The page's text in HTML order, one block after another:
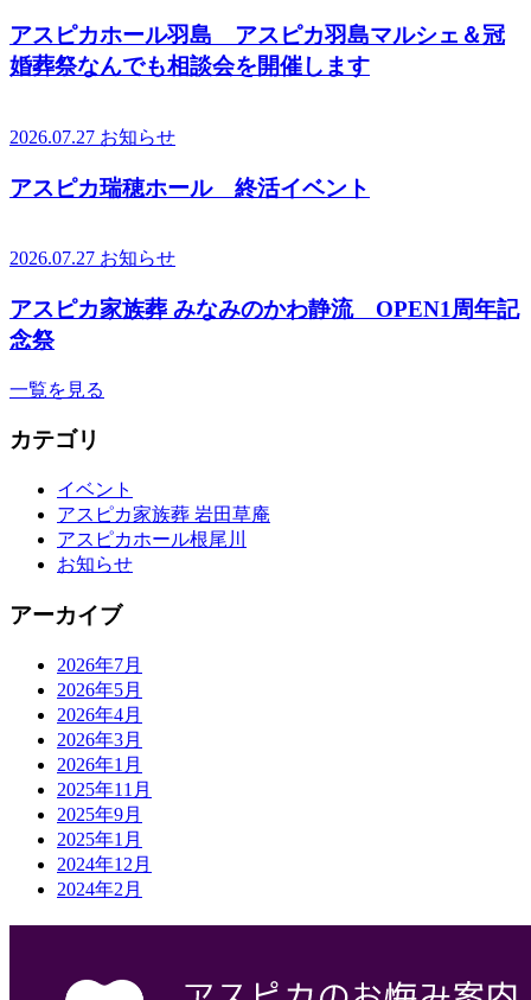
アスピカホール羽島 アスピカ羽島マルシェ＆冠
婚葬祭なんでも相談会を開催します
2026.07.27 お知らせ
アスピカ瑞穂ホール 終活イベント
2026.07.27 お知らせ
アスピカ家族葬 みなみのかわ静流 OPEN1周年記
念祭
一覧を見る
カテゴリ
イベント
アスピカ家族葬 岩田草庵
アスピカホール根尾川
お知らせ
アーカイブ
2026年7月
2026年5月
2026年4月
2026年3月
2026年1月
2025年11月
2025年9月
2025年1月
2024年12月
2024年2月
株式会社アスピカ